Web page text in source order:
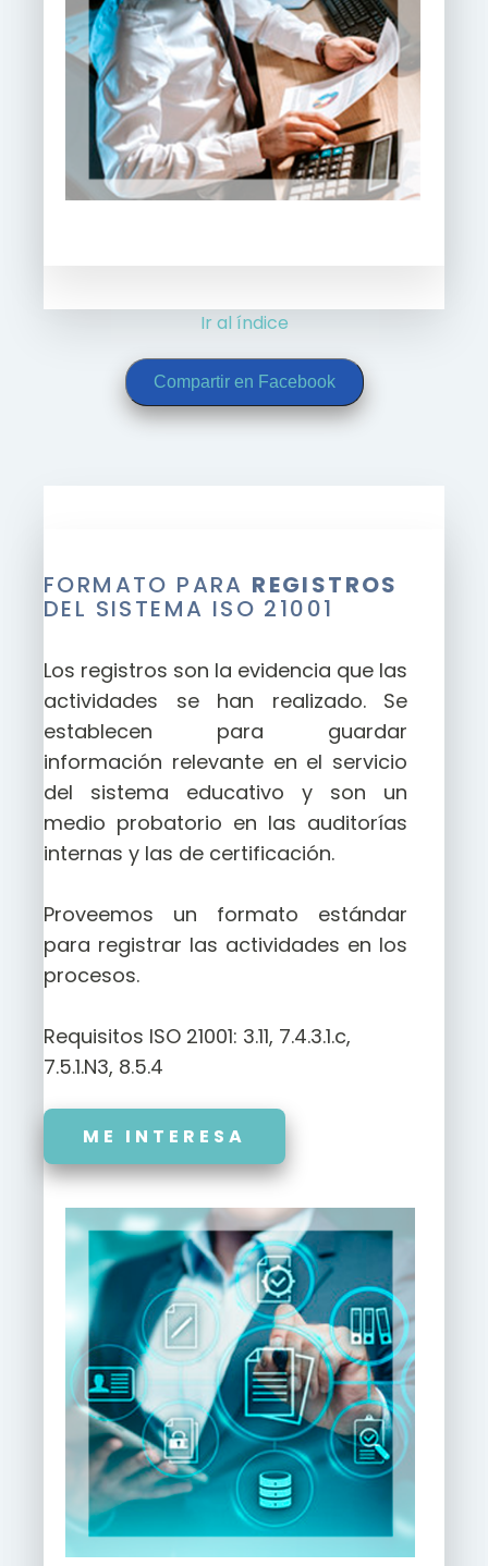
Ir al índice
Compartir en Facebook
FORMATO PARA REGISTROS
DEL SISTEMA ISO 21001
Los registros son la evidencia que las
actividades se han realizado. Se
establecen para guardar
información relevante en el servicio
del sistema educativo y son un
medio probatorio en las auditorías
internas y las de certificación.
Proveemos un formato estándar
para registrar las actividades en los
procesos.
Requisitos ISO 21001: 3.11, 7.4.3.1.c,
7.5.1.N3, 8.5.4
ME INTERESA